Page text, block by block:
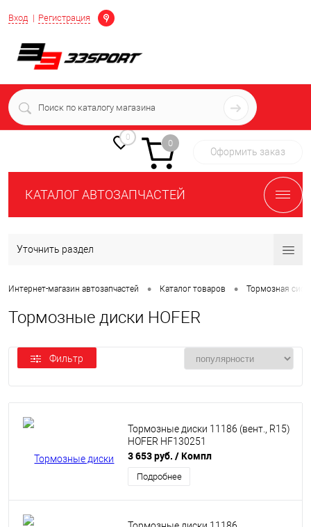
Вход Регистрация
Определение
+7 (939) 716-10-06
пн-пт 7:00-16:00 МСК
0
0
Оформить заказ
КАТАЛОГ АВТОЗАПЧАСТЕЙ
Уточнить раздел
Интернет-магазин автозапчастей • Каталог товаров • Тормозная
Тормозные диски HOFER
Фильтр
Тормозные диски 11186 (вент., R15)
HOFER HF130251
3 653 руб. / Компл
Подробнее